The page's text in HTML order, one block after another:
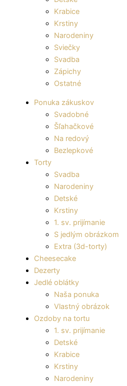
Krabice
Krstiny
Narodeniny
Sviečky
Svadba
Zápichy
Ostatné
Ponuka zákuskov
Svadobné
Šľahačkové
Na redový
Bezlepkové
Torty
Svadba
Narodeniny
Detské
Krstiny
1. sv. prijímanie
S jedlým obrázkom
Extra (3d-torty)
Cheesecake
Dezerty
Jedlé oblátky
Naša ponuka
Vlastný obrázok
Ozdoby na tortu
1. sv. prijímanie
Detské
Krabice
Krstiny
Narodeniny